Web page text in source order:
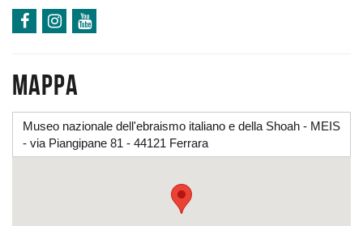
Mappa
Museo nazionale dell'ebraismo italiano e della Shoah - MEIS
- via Piangipane 81 - 44121 Ferrara